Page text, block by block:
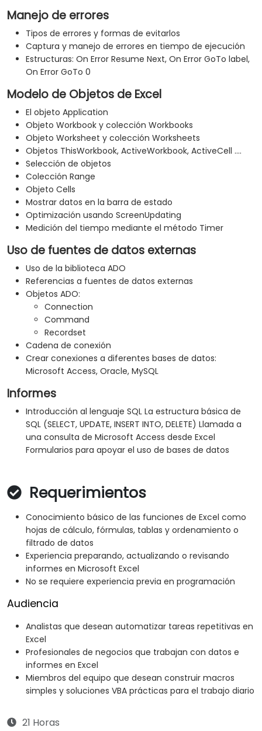
Manejo de errores
Tipos de errores y formas de evitarlos
Captura y manejo de errores en tiempo de ejecución
Estructuras: On Error Resume Next, On Error GoTo label,
On Error GoTo 0
Modelo de Objetos de Excel
El objeto Application
Objeto Workbook y colección Workbooks
Objeto Worksheet y colección Worksheets
Objetos ThisWorkbook, ActiveWorkbook, ActiveCell ....
Selección de objetos
Colección Range
Objeto Cells
Mostrar datos en la barra de estado
Optimización usando ScreenUpdating
Medición del tiempo mediante el método Timer
Uso de fuentes de datos externas
Uso de la biblioteca ADO
Referencias a fuentes de datos externas
Objetos ADO:
Connection
Command
Recordset
Cadena de conexión
Crear conexiones a diferentes bases de datos:
Microsoft Access, Oracle, MySQL
Informes
Introducción al lenguaje SQL La estructura básica de
SQL (SELECT, UPDATE, INSERT INTO, DELETE) Llamada a
una consulta de Microsoft Access desde Excel
Formularios para apoyar el uso de bases de datos
Requerimientos
Conocimiento básico de las funciones de Excel como
hojas de cálculo, fórmulas, tablas y ordenamiento o
filtrado de datos
Experiencia preparando, actualizando o revisando
informes en Microsoft Excel
No se requiere experiencia previa en programación
Audiencia
Analistas que desean automatizar tareas repetitivas en
Excel
Profesionales de negocios que trabajan con datos e
informes en Excel
Miembros del equipo que desean construir macros
simples y soluciones VBA prácticas para el trabajo diario
21 Horas